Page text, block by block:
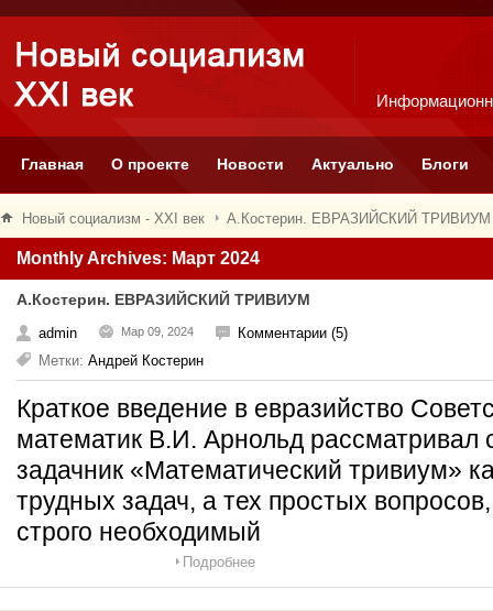
Главная О проекте Новости Актуально Блоги
Новый социализм - XXI век А.Костерин. ЕВРАЗИЙСКИЙ ТРИВИУМ
Monthly Archives: Март 2024
А.Костерин. ЕВРАЗИЙСКИЙ ТРИВИУМ
admin Мар 09, 2024
Комментарии (5)
Метки: Андрей Костерин
Краткое введение в евразийство
математик В.И. Арнольд рассматривал
задачник «Математический тривиум»
трудных задач, а тех простых
строго необходимый
Подробнее